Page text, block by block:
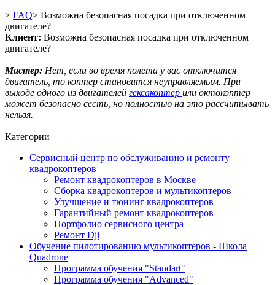
> FAQ> Возможна безопасная посадка при отключенном
двигателе?
Клиент: Возможна безопасная посадка при отключенном
двигателе?
Мастер: Нет, если во время полета у вас отключится
двигатель, то коптер становится неуправляемым. При
выходе одного из двигателей гексакоптер или октокоптер
может безопасно сесть, но полностью на это рассчитывать
нельзя.
Категории
Сервисный центр по обслуживанию и ремонту
квадрокоптеров
Ремонт квадрокоптеров в Москве
Сборка квадрокоптеров и мультикоптеров
Улучшение и тюнинг квадрокоптеров
Гарантийный ремонт квадрокоптеров
Портфолио сервисного центра
Ремонт Dji
Обучение пилотированию мультикоптеров - Школа
Quadrone
Программа обучения "Standart"
Программа обучения "Advanced"